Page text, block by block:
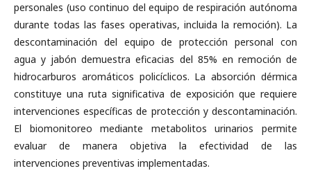
personales (uso continuo del equipo de respiración autónoma
durante todas las fases operativas, incluida la remoción). La
descontaminación del equipo de protección personal con
agua y jabón demuestra eficacias del 85% en remoción de
hidrocarburos aromáticos policíclicos. La absorción dérmica
constituye una ruta significativa de exposición que requiere
intervenciones específicas de protección y descontaminación.
El biomonitoreo mediante metabolitos urinarios permite
evaluar de manera objetiva la efectividad de las
intervenciones preventivas implementadas.